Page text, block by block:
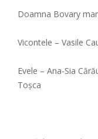
Doamna Bovary
Vicontele – Vasile
Evele – Ana-Sia
Toșca